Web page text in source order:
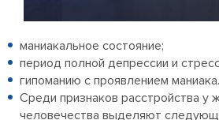
маниакальное состояние;
период полной депрессии и
гипоманию с проявлением
Среди признаков расстройства у
человечества выделяют